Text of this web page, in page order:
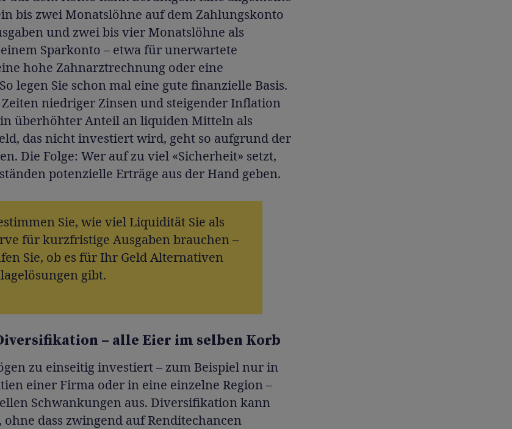
bis zwei Monatslöhne auf dem Zahlungskonto
und zwei bis vier Monatslöhne als
Sparkonto – etwa für unerwartete
hohe Zahnarztrechnung oder eine
legen Sie schon mal eine gute finanzielle Basis.
niedriger Zinsen und steigender Inflation
überhöhter Anteil an liquiden Mitteln als
das nicht investiert wird, geht so aufgrund der
Die Folge: Wer auf zu viel «Sicherheit» setzt,
potenzielle Erträge aus der Hand geben.
Sie, wie viel Liquidität Sie als
für kurzfristige Ausgaben brauchen –
Sie, ob es für Ihr Geld Alternativen
gibt.
– alle Eier im selben Korb
zu einseitig investiert – zum Beispiel nur in
einer Firma oder in eine einzelne Region –
Schwankungen aus. Diversifikation kann
ohne dass zwingend auf Renditechancen